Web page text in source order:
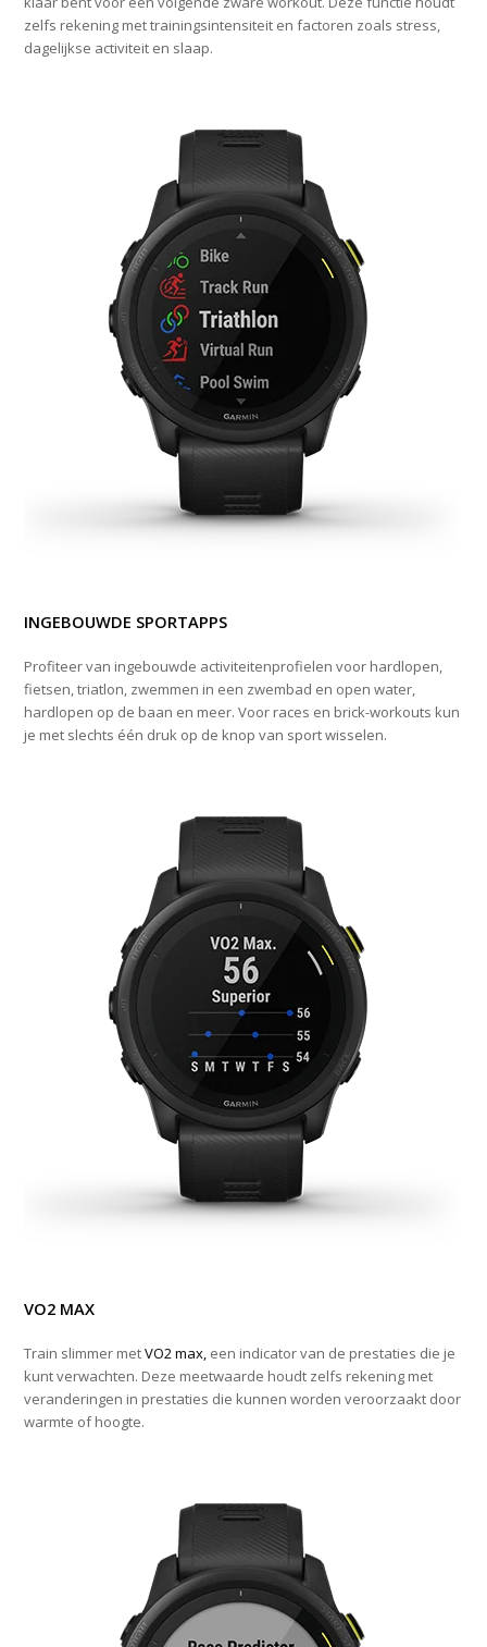
zelfs rekening met trainingsintensiteit en factoren zoals stress,
dagelijkse activiteit en slaap.
INGEBOUWDE SPORTAPPS
Profiteer van ingebouwde activiteitenprofielen voor hardlopen,
fietsen, triatlon, zwemmen in een zwembad en open water,
hardlopen op de baan en meer. Voor races en brick-workouts kun
je met slechts één druk op de knop van sport wisselen.
VO2 MAX
Train slimmer metVO2 max, een indicator van de prestaties die je
kunt verwachten. Deze meetwaarde houdt zelfs rekening met
veranderingen in prestaties die kunnen worden veroorzaakt door
warmte of hoogte.